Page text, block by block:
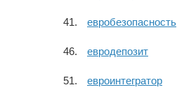
евробезопасность
евродепозит
евроинтегратор